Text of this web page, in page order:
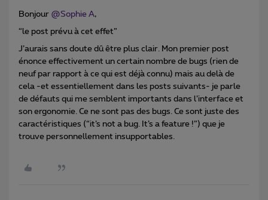
Bonjour @Sophie A,
“le post prévu à cet effet”
J’aurais sans doute dû être plus clair. Mon premier post
énonce effectivement un certain nombre de bugs (rien de
neuf par rapport à ce qui est déjà connu) mais au delà de
cela -et essentiellement dans les posts suivants- je parle
de défauts qui me semblent importants dans l’interface et
son ergonomie. Ce ne sont pas des bugs. Ce sont juste des
caractéristiques (“it’s not a bug. It’s a feature !”) que je
trouve personnellement insupportables.